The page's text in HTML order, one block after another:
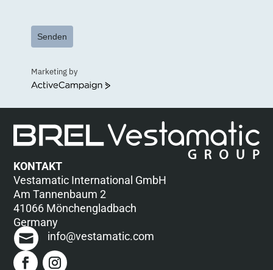
Senden
Marketing by
ActiveCampaign
KONTAKT
Vestamatic International GmbH
Am Tannenbaum 2
41066 Mönchengladbach
Germany
info@vestamatic.com